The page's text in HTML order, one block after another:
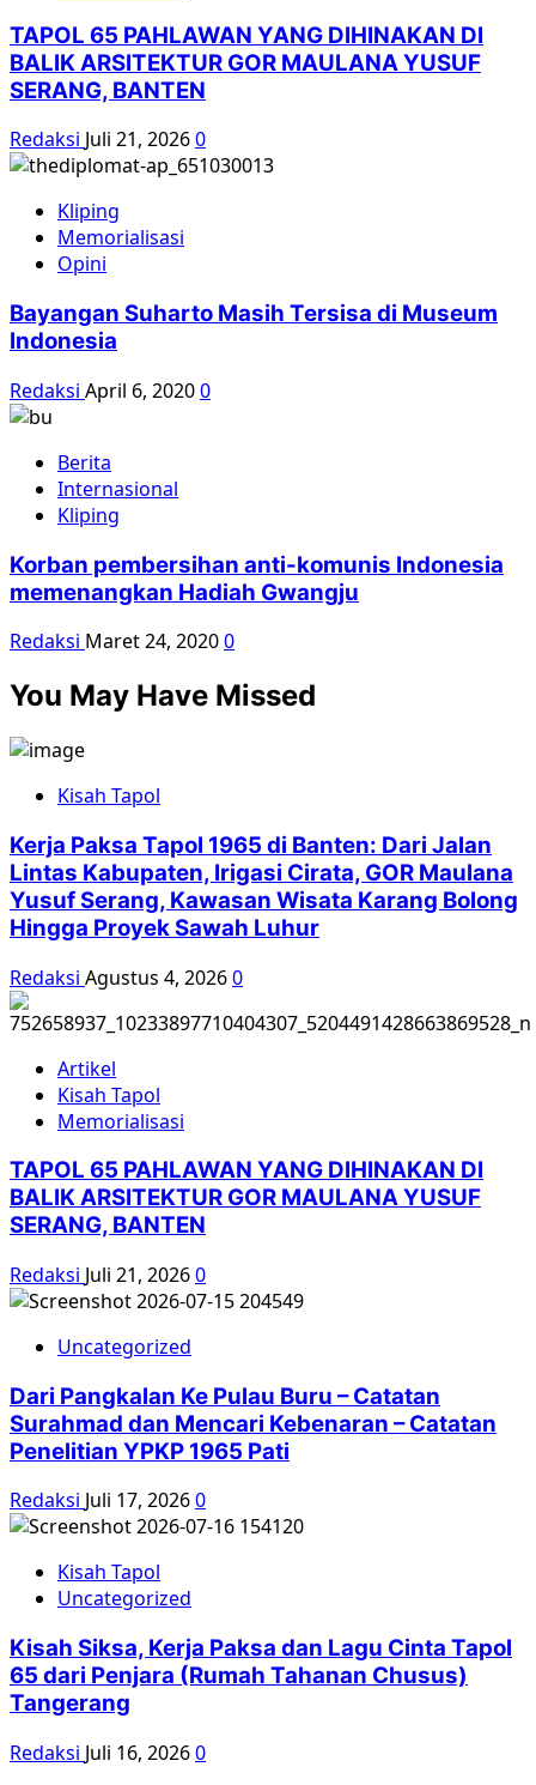
TAPOL 65 PAHLAWAN YANG DIHINAKAN DI
BALIK ARSITEKTUR GOR MAULANA YUSUF
SERANG, BANTEN
Redaksi Juli 21, 20260
Kliping
Memorialisasi
Opini
Bayangan Suharto Masih Tersisa di Museum
Indonesia
Redaksi April 6, 20200
Berita
Internasional
Kliping
Korban pembersihan anti-komunis Indonesia
memenangkan Hadiah Gwangju
Redaksi Maret 24, 20200
You May Have Missed
Kisah Tapol
Kerja Paksa Tapol 1965 di Banten: Dari Jalan
Lintas Kabupaten, Irigasi Cirata, GOR Maulana
Yusuf Serang, Kawasan Wisata Karang Bolong
Hingga Proyek Sawah Luhur
Redaksi Agustus 4, 20260
Artikel
Kisah Tapol
Memorialisasi
TAPOL 65 PAHLAWAN YANG DIHINAKAN DI
BALIK ARSITEKTUR GOR MAULANA YUSUF
SERANG, BANTEN
Redaksi Juli 21, 20260
Uncategorized
Dari Pangkalan Ke Pulau Buru – Catatan
Surahmad dan Mencari Kebenaran – Catatan
Penelitian YPKP 1965 Pati
Redaksi Juli 17, 20260
Kisah Tapol
Uncategorized
Kisah Siksa, Kerja Paksa dan Lagu Cinta Tapol
65 dari Penjara (Rumah Tahanan Chusus)
Tangerang
Redaksi Juli 16, 20260